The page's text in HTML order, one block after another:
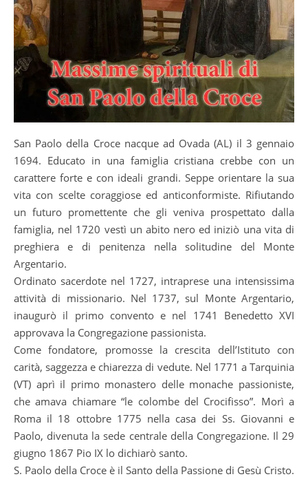
San Paolo della Croce nacque ad Ovada (AL) il 3 gennaio
1694. Educato in una famiglia cristiana crebbe con un
carattere forte e con ideali grandi. Seppe orientare la sua
vita con scelte coraggiose ed anticonformiste. Rifiutando
un futuro promettente che gli veniva prospettato dalla
famiglia, nel 1720 vestì un abito nero ed iniziò una vita di
preghiera e di penitenza nella solitudine del Monte
Argentario.
Ordinato sacerdote nel 1727, intraprese una intensissima
attività di missionario. Nel 1737, sul Monte Argentario,
inaugurò il primo convento e nel 1741 Benedetto XVI
approvava la Congregazione passionista.
Come fondatore, promosse la crescita dell’Istituto con
carità, saggezza e chiarezza di vedute. Nel 1771 a Tarquinia
(VT) aprì il primo monastero delle monache passioniste,
che amava chiamare “le colombe del Crocifisso”. Morì a
Roma il 18 ottobre 1775 nella casa dei Ss. Giovanni e
Paolo, divenuta la sede centrale della Congregazione. Il 29
giugno 1867 Pio IX lo dichiarò santo.
S. Paolo della Croce è il Santo della Passione di Gesù Cristo.